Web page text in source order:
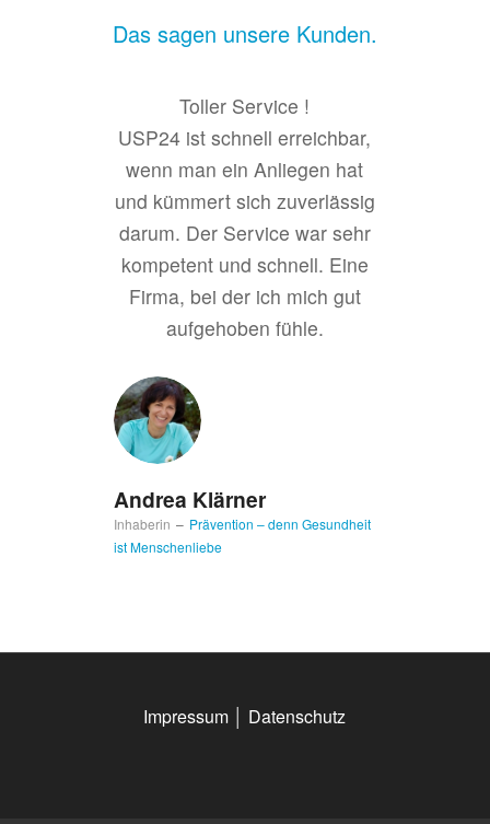
Das sagen unsere Kunden.
Toller Service !
USP24 ist schnell erreichbar,
wenn man ein Anliegen hat
und kümmert sich zuverlässig
darum. Der Service war sehr
kompetent und schnell. Eine
Firma, bei der ich mich gut
aufgehoben fühle.
Andrea Klärner
Inhaberin – Prävention – denn Gesundheit
ist Menschenliebe
Impressum Datenschutz